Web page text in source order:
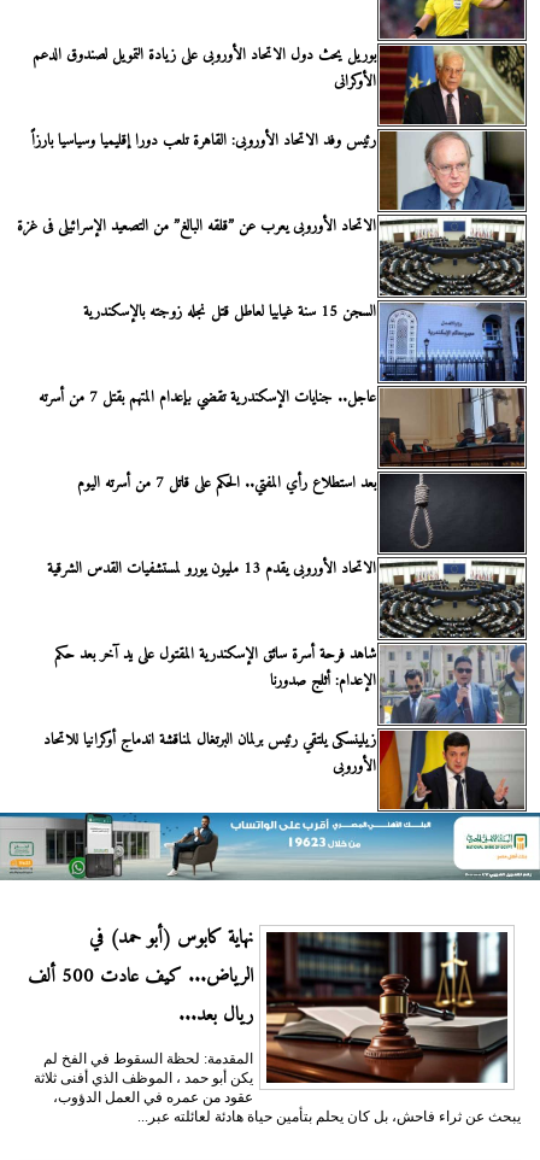
بوريل يحث دول الاتحاد الأوروبى على زيادة التمويل لصندوق الدعم
الأوكرانى
رئيس وفد الاتحاد الأوروبى: القاهرة تلعب دورا إقليميا وسياسيا بارزاً
الاتحاد الأوروبى يعرب عن ”قلقه البالغ” من التصعيد الإسرائيلى فى غزة
السجن 15 سنة غيابيا لعاطل قتل نجله زوجته بالإسكندرية
عاجل.. جنايات الإسكندرية تقضي بإعدام المتهم بقتل 7 من أسرته
بعد استطلاع رأي المفتي.. الحكم على قاتل 7 من أسرته اليوم
الاتحاد الأوروبى يقدم 13 مليون يورو لمستشفيات القدس الشرقية
شاهد فرحة أسرة سائق الإسكندرية المقتول على يد آخر بعد حكم
الإعدام: أثلج صدورنا
زيلينسكى يلتقي رئيس برلمان البرتغال لمناقشة اندماج أوكرانيا للاتحاد
الأوروبى
نهاية كابوس (أبو حمد) في
الرياض... كيف عادت 500 ألف
ريال بعد...
المقدمة: لحظة السقوط في الفخ لم
يكن أبو حمد ، الموظف الذي أفنى ثلاثة
عقود من عمره في العمل الدؤوب،
يبحث عن ثراء فاحش، بل كان يحلم بتأمين حياة هادئة لعائلته عبر...